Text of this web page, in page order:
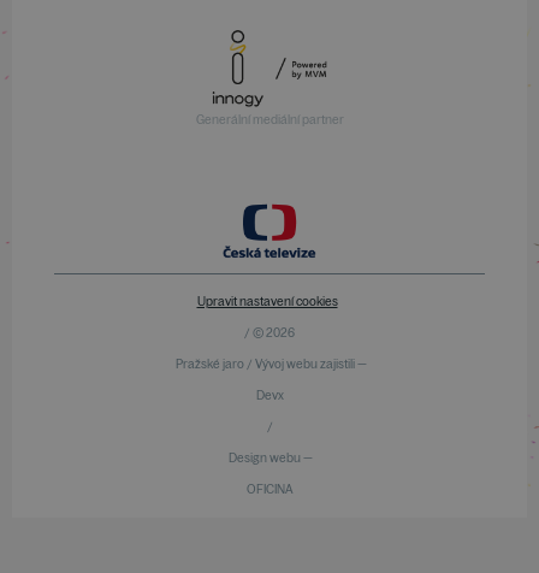
Generální mediální partner
Upravit nastavení cookies
/ © 2026
Pražské jaro / Vývoj webu zajistili —
Devx
/
Design webu —
OFICINA